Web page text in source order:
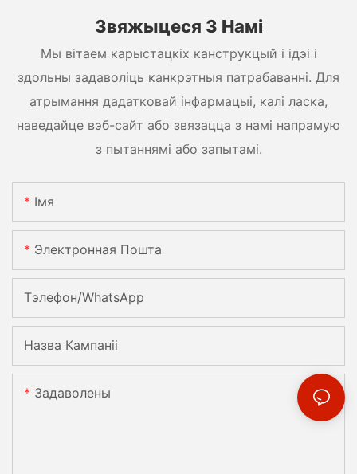
Звяжыцеся З Намі
Мы вітаем карыстацкіх канструкцый і ідэі і
здольны задаволіць канкрэтныя патрабаванні. Для
атрымання дадатковай інфармацыі, калі ласка,
наведайце вэб-сайт або звязацца з намі напрамую
з пытаннямі або запытамі.
Імя
Электронная Пошта
Тэлефон/WhatsApp
Назва Кампаніі
Задаволены